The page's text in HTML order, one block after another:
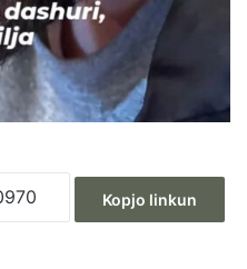
Kopjo linkun